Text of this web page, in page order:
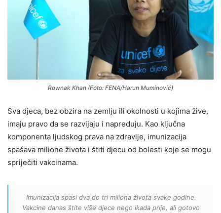
Rownak Khan (Foto: FENA/Harun Muminović)
Sva djeca, bez obzira na zemlju ili okolnosti u kojima žive,
imaju pravo da se razvijaju i napreduju. Kao ključna
komponenta ljudskog prava na zdravlje, imunizacija
spašava milione života i štiti djecu od bolesti koje se mogu
spriječiti vakcinama.
Imunizacija spasi dva do tri miliona života svake godine.
Vakcine danas štite više djece nego ikada prije, ali gotovo